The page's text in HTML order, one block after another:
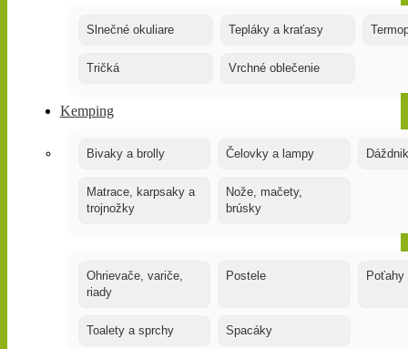
Slnečné okuliare Tepláky a kraťasy
Tričká Vrchné oblečenie
Kemping
Bivaky a brolly Čelovky a lampy
Matrace, karpsaky a
trojnožky
Nože, mačety,
brúsky
Ohrievače, variče,
riady
Postele Poťahy
Toalety a sprchy Spacáky